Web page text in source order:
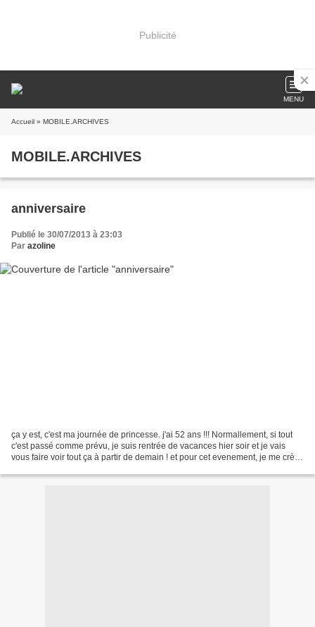
Publicité
MENU
Accueil » MOBILE.ARCHIVES
MOBILE.ARCHIVES
anniversaire
Publié le 30/07/2013 à 23:03
Par azoline
ça y est, c'est ma journée de princesse. j'ai 52 ans !!! Normallement, si tout
c'est passé comme prévu, je suis rentrée de vacances hier soir et je vais
vous faire voir tout ça à partir de demain ! et pour cet evenement, je me crèe